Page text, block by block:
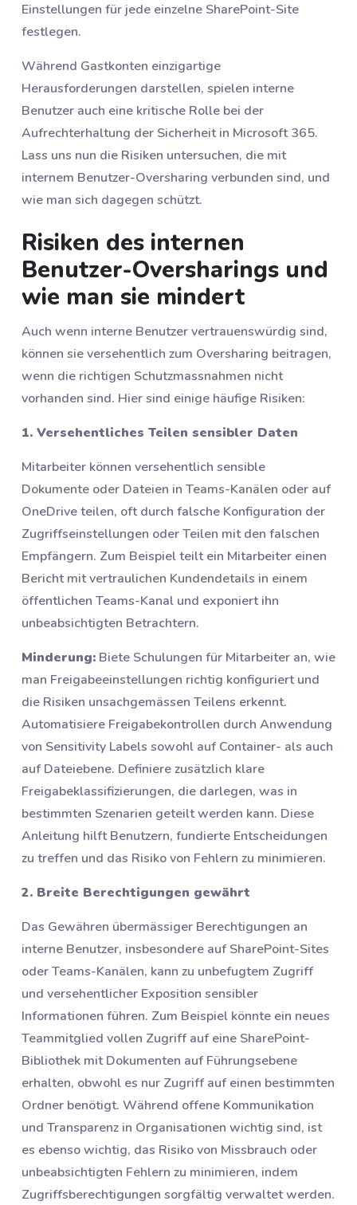
Einstellungen für jede einzelne SharePoint-Site
festlegen.
Während Gastkonten einzigartige
Herausforderungen darstellen, spielen interne
Benutzer auch eine kritische Rolle bei der
Aufrechterhaltung der Sicherheit in Microsoft 365.
Lass uns nun die Risiken untersuchen, die mit
internem Benutzer-Oversharing verbunden sind, und
wie man sich dagegen schützt.
Risiken des internen
Benutzer-Oversharings und
wie man sie mindert
Auch wenn interne Benutzer vertrauenswürdig sind,
können sie versehentlich zum Oversharing beitragen,
wenn die richtigen Schutzmassnahmen nicht
vorhanden sind. Hier sind einige häufige Risiken:
1. Versehentliches Teilen sensibler Daten
Mitarbeiter können versehentlich sensible
Dokumente oder Dateien in Teams-Kanälen oder auf
OneDrive teilen, oft durch falsche Konfiguration der
Zugriffseinstellungen oder Teilen mit den falschen
Empfängern. Zum Beispiel teilt ein Mitarbeiter einen
Bericht mit vertraulichen Kundendetails in einem
öffentlichen Teams-Kanal und exponiert ihn
unbeabsichtigten Betrachtern.
Minderung: Biete Schulungen für Mitarbeiter an, wie
man Freigabeeinstellungen richtig konfiguriert und
die Risiken unsachgemässen Teilens erkennt.
Automatisiere Freigabekontrollen durch Anwendung
von Sensitivity Labels sowohl auf Container- als auch
auf Dateiebene. Definiere zusätzlich klare
Freigabeklassifizierungen, die darlegen, was in
bestimmten Szenarien geteilt werden kann. Diese
Anleitung hilft Benutzern, fundierte Entscheidungen
zu treffen und das Risiko von Fehlern zu minimieren.
2. Breite Berechtigungen gewährt
Das Gewähren übermässiger Berechtigungen an
interne Benutzer, insbesondere auf SharePoint-Sites
oder Teams-Kanälen, kann zu unbefugtem Zugriff
und versehentlicher Exposition sensibler
Informationen führen. Zum Beispiel könnte ein neues
Teammitglied vollen Zugriff auf eine SharePoint-
Bibliothek mit Dokumenten auf Führungsebene
erhalten, obwohl es nur Zugriff auf einen bestimmten
Ordner benötigt. Während offene Kommunikation
und Transparenz in Organisationen wichtig sind, ist
es ebenso wichtig, das Risiko von Missbrauch oder
unbeabsichtigten Fehlern zu minimieren, indem
Zugriffsberechtigungen sorgfältig verwaltet werden.